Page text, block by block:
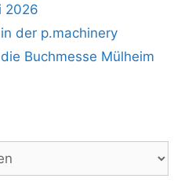
2026
der p.machinery
Buchmesse Mülheim